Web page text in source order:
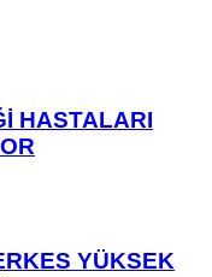
HASTALARI
YÜKSEK